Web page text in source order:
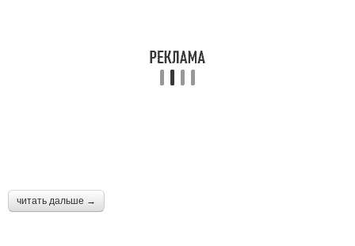
читать дальше →